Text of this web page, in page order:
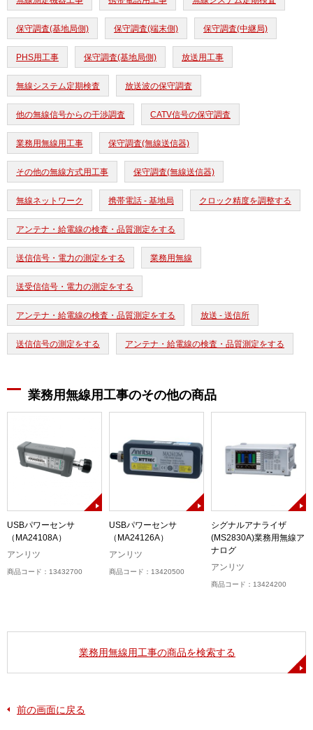
保守調査(基地局側) 保守調査(端末側) 保守調査(中継局)
PHS用工事 保守調査(基地局側) 放送用工事
無線システム定期検査 放送波の保守調査
他の無線信号からの干渉調査 CATV信号の保守調査
業務用無線用工事 保守調査(無線送信器)
その他の無線方式用工事 保守調査(無線送信器)
無線ネットワーク 携帯電話 - 基地局 クロック精度を調整する
アンテナ・給電線の検査・品質測定をする
送信信号・電力の測定をする 業務用無線
送受信信号・電力の測定をする
アンテナ・給電線の検査・品質測定をする 放送 - 送信所
送信信号の測定をする アンテナ・給電線の検査・品質測定をする
業務用無線用工事のその他の商品
USBパワーセンサ
（MA24108A）
アンリツ
商品コード：13432700
USBパワーセンサ
（MA24126A）
アンリツ
商品コード：13420500
シグナルアナライザ
(MS2830A)業務用無線ア
ナログ
アンリツ
商品コード：13424200
業務用無線用工事の商品を検索する
前の画面に戻る